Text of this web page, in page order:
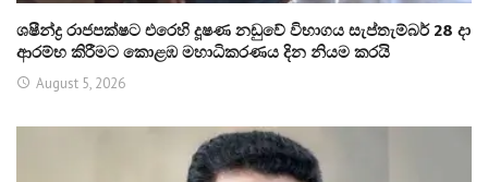
ශෂීන්ද්‍ර රාජපක්ෂට එරෙහි දූෂණ නඩුවේ විභාගය සැප්තැම්බර් 28 දා
ආරම්භ කිරීමට කොළඹ මහාධිකරණය දින නියම කරයි
August 5, 2026